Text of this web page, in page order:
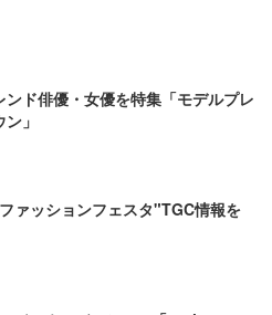
ンド俳優・女優を特集「モデルプレ
」
ァッションフェスタ"TGC情報を